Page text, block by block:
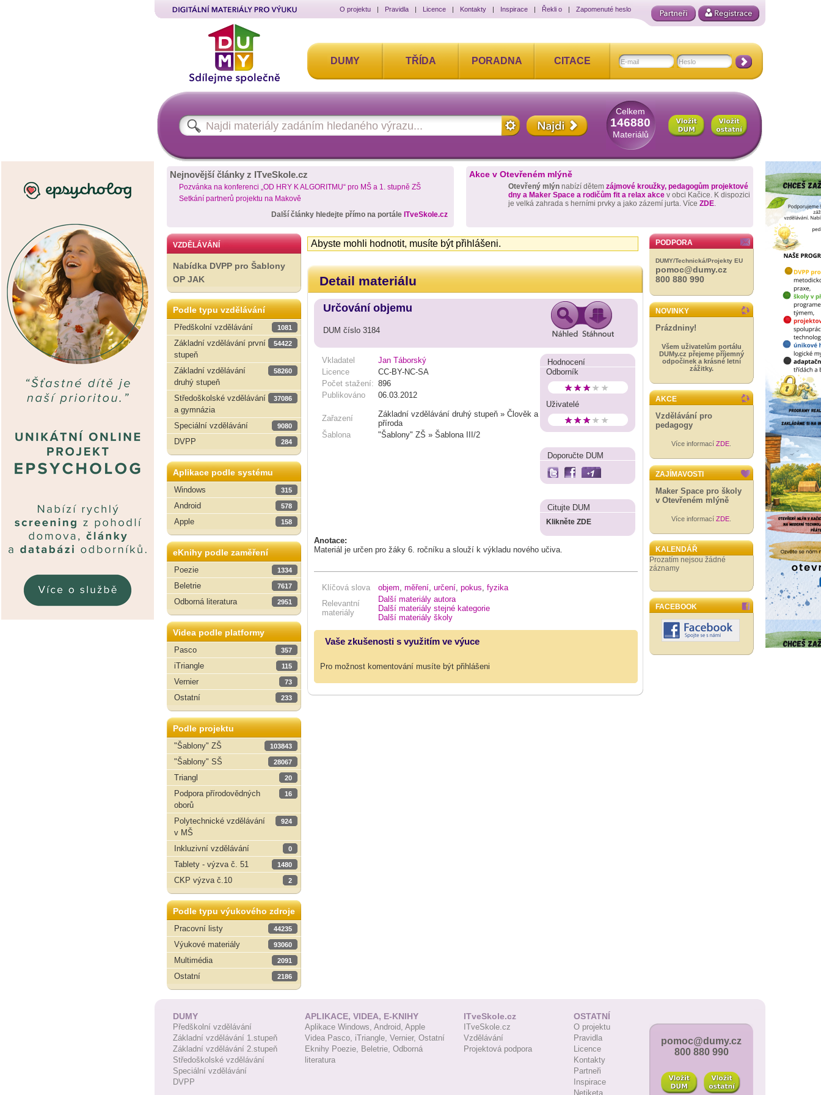
O projektu | Pravidla | Licence | Kontakty | Inspirace | Řekli o | Zapomenuté heslo
DUMY TŘÍDA PORADNA CITACE
Celkem
146880
Materiálů
Nejnovější články z ITveSkole.cz
Pozvánka na konferenci „OD HRY K ALGORITMU“ pro MŠ a 1. stupně ZŠ
Setkání partnerů projektu na Makově
Další články hledejte přímo na portále ITveSkole.cz
Akce v Otevřeném mlýně
Otevřený mlýn nabízí dětem zájmové kroužky, pedagogům projektové
dny a Maker Space a rodičům fit a relax akce v obci Kačice. K dispozici
je velká zahrada s herními prvky a jako zázemí jurta. Více ZDE.
VZDĚLÁVÁNÍ
Nabídka DVPP pro Šablony
OP JAK
Podle typu vzdělávání
Předškolní vzdělávání
1081
Základní vzdělávání první
stupeň
54422
Základní vzdělávání
druhý stupeň
58260
Středoškolské vzdělávání
a gymnázia
37086
Speciální vzdělávání 9080
DVPP 284
Aplikace podle systému
Windows
315
Android 578
Apple 158
eKnihy podle zaměření
Poezie
1334
Beletrie 7617
Odborná literatura 2951
Videa podle platformy
Pasco
357
iTriangle 115
Vernier 73
Ostatní 233
Podle projektu
"Šablony" ZŠ
103843
"Šablony" SŠ 28067
Triangl 20
Podpora přírodovědných
oborů
16
Polytechnické vzdělávání
v MŠ
924
Inkluzivní vzdělávání 0
Tablety - výzva č. 51 1480
CKP výzva č.10 2
Podle typu výukového zdroje
Pracovní listy
44235
Výukové materiály 93060
Multimédia 2091
Ostatní 2186
Abyste mohli hodnotit, musíte být přihlášeni.
Detail materiálu
Určování objemu
DUM číslo 3184
Vkladatel
Jan Táborský
Licence
CC-BY-NC-SA
Počet stažení: 896
Publikováno
06.03.2012
Zařazení
Základní vzdělávání druhý stupeň » Člověk a
příroda
Šablona
"Šablony" ZŠ » Šablona III/2
Hodnocení
Odborník
Uživatelé
Doporučte DUM
Citujte DUM
Klikněte ZDE
Anotace:
Materiál je určen pro žáky 6. ročníku a slouží k výkladu nového učiva.
Klíčová slova objem měření určení pokus fyzika
Relevantní
materiály
Další materiály autora
Další materiály stejné kategorie
Další materiály školy
Vaše zkušenosti s využitím ve výuce
Pro možnost komentování musíte být přihlášeni
PODPORA
DUMY/Technická/Projekty EU
pomoc@dumy.cz
800 880 990
NOVINKY
Prázdniny!
Všem uživatelům portálu
DUMy.cz přejeme příjemný
odpočinek a krásné letní
zážitky.
AKCE
Vzdělávání pro
pedagogy
Více informací ZDE
ZAJÍMAVOSTI
Maker Space pro školy
v Otevřeném mlýně
Více informací ZDE
KALENDÁŘ
Prozatím nejsou žádné
záznamy
FACEBOOK
DUMY
Předškolní vzdělávání
Základní vzdělávání 1.stupeň
Základní vzdělávání 2.stupeň
Středoškolské vzdělávání
Speciální vzdělávání
DVPP
APLIKACE, VIDEA, E-KNIHY
Aplikace Windows, Android, Apple
Videa Pasco, iTriangle, Vernier, Ostatní
Eknihy Poezie, Beletrie, Odborná
literatura
ITveSkole.cz
ITveSkole.cz
Vzdělávání
Projektová podpora
OSTATNÍ
O projektu
Pravidla
Licence
Kontakty
Partneři
Inspirace
Netiketa
pomoc@dumy.cz
800 880 990